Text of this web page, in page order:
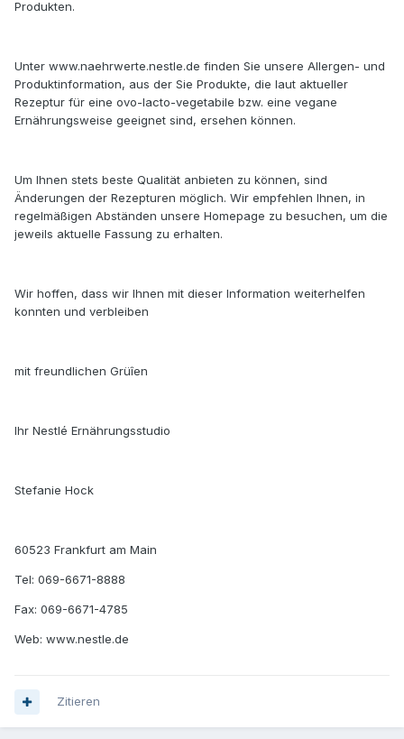
Produkten.
Unter www.naehrwerte.nestle.de finden Sie unsere Allergen- und
Produktinformation, aus der Sie Produkte, die laut aktueller
Rezeptur für eine ovo-lacto-vegetabile bzw. eine vegane
Ernährungsweise geeignet sind, ersehen können.
Um Ihnen stets beste Qualität anbieten zu können, sind
Änderungen der Rezepturen möglich. Wir empfehlen Ihnen, in
regelmäßigen Abständen unsere Homepage zu besuchen, um die
jeweils aktuelle Fassung zu erhalten.
Wir hoffen, dass wir Ihnen mit dieser Information weiterhelfen
konnten und verbleiben
mit freundlichen Grüîen
Ihr Nestlé Ernährungsstudio
Stefanie Hock
60523 Frankfurt am Main
Tel: 069-6671-8888
Fax: 069-6671-4785
Web: www.nestle.de
Zitieren